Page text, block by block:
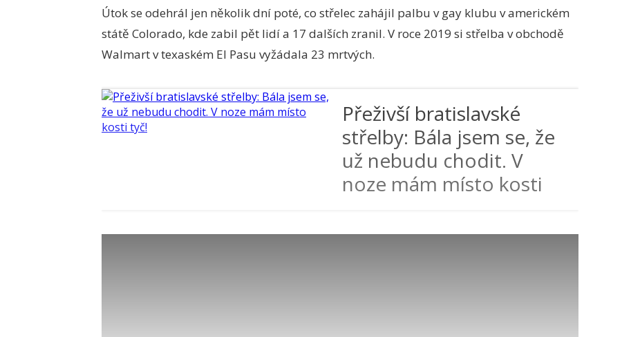
Útok se odehrál jen několik dní poté, co střelec zahájil palbu v gay klubu v americkém
státě Colorado, kde zabil pět lidí a 17 dalších zranil. V roce 2019 si střelba v obchodě
Walmart v texaském El Pasu vyžádala 23 mrtvých.
Přeživší bratislavské
střelby: Bála jsem se, že
už nebudu chodit. V
noze mám místo kosti